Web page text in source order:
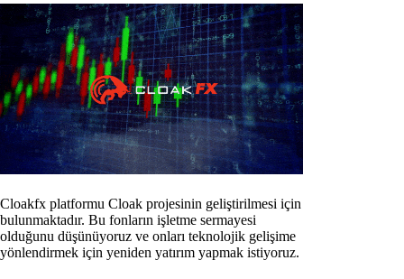
Cloakfx platformu Cloak projesinin geliştirilmesi için
bulunmaktadır. Bu fonların işletme sermayesi
olduğunu düşünüyoruz ve onları teknolojik gelişime
yönlendirmek için yeniden yatırım yapmak istiyoruz.